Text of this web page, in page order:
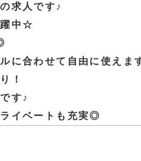
求人です♪
中☆
に合わせて自由に使えま
！
す♪
イベートも充実◎